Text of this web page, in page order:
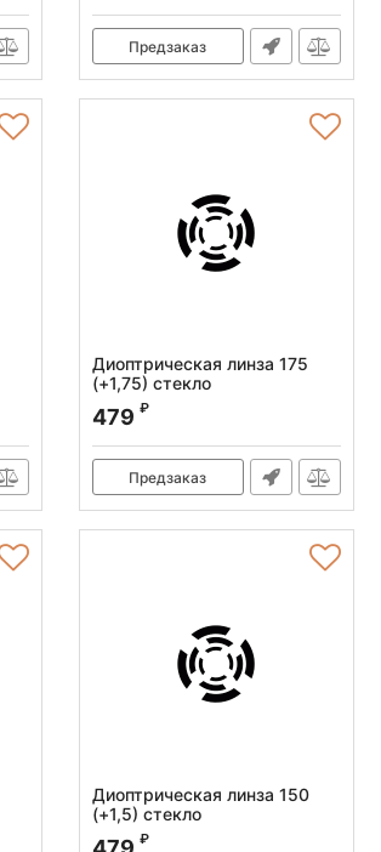
Предзаказ
Диоптрическая линза 175
(+1,75) стекло
Артикул:
479 ₽
Предзаказ
Диоптрическая линза 150
(+1,5) стекло
Артикул:
₽